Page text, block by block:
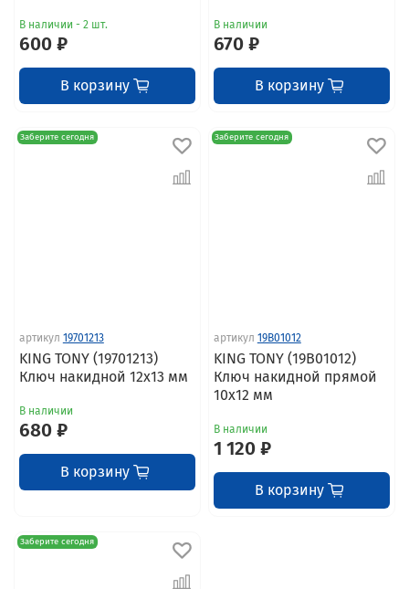
В наличии - 2 шт.
600 ₽
В корзину
В наличии
670 ₽
В корзину
Заберите сегодня
артикул 19701213
KING TONY (19701213)
Ключ накидной 12x13 мм
В наличии
680 ₽
В корзину
Заберите сегодня
артикул 19B01012
KING TONY (19B01012)
Ключ накидной прямой
10х12 мм
В наличии
1 120 ₽
В корзину
Заберите сегодня